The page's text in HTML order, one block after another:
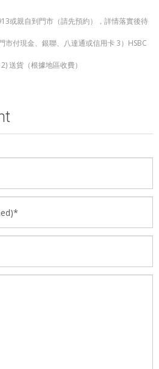
或親自到門市（請先預約），詳情落實後待
市付現金、銀聯、八達通或信用卡 3）HSBC
送貨（根據地區收費）